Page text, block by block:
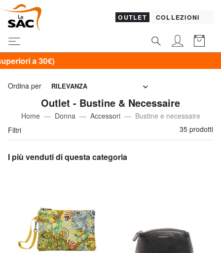
OUTLET COLLEZIONI
Ordina per RILEVANZA
Outlet - Bustine & Necessaire
Home Donna Accessori
Bustine e necessaire
Filtri
35 prodotti
I più venduti di questa categoria